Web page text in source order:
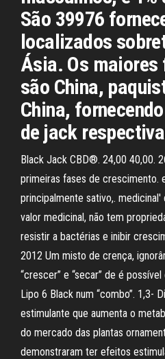
São 39976
localizados
Ásia. Os maiores
são China,
China, fornecendo
de jack
Black Jack CBD®. 24,00 40,00.
primeiras fases de crescimento.
principalmente sativo,. medicinal'
valor medicinal, não tem
resistir a bactérias e inibir
2012 Um misto de crença,
“crescer” e “secar” de é
Lipo 6 Black num “combo”. 1,3-
estimulante que aumenta o
do mercado das plantas
demonstraram ter efeitos